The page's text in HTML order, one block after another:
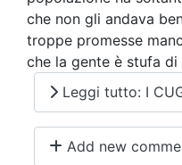
che non gli andava
troppe promesse
che la gente è stufa di
Leggi tutto: I
Add new